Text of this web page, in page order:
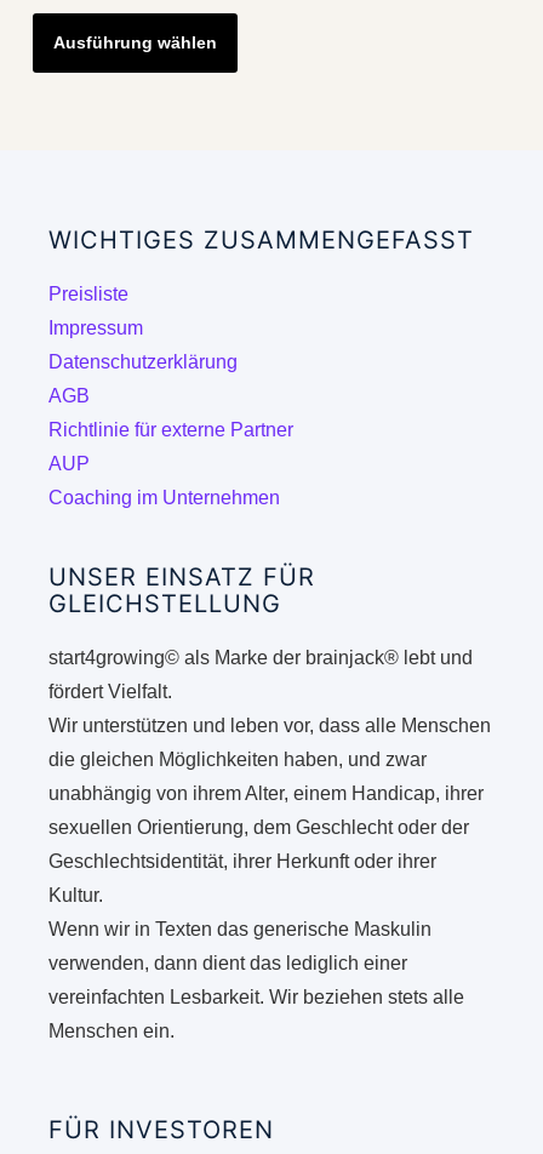
Ausführung wählen
Dieses
weist
Optionen
gewählt
WICHTIGES ZUSAMMENGEFASST
Preisliste
Impressum
Datenschutzerklärung
AGB
Richtlinie für externe Partner
AUP
Coaching im Unternehmen
UNSER EINSATZ FÜR
GLEICHSTELLUNG
start4growing© als Marke der brainjack® lebt und
fördert Vielfalt.
Wir unterstützen und leben vor, dass alle Menschen
die gleichen Möglichkeiten haben, und zwar
unabhängig von ihrem Alter, einem Handicap, ihrer
sexuellen Orientierung, dem Geschlecht oder der
Geschlechtsidentität, ihrer Herkunft oder ihrer
Kultur.
Wenn wir in Texten das generische Maskulin
verwenden, dann dient das lediglich einer
vereinfachten Lesbarkeit. Wir beziehen stets alle
Menschen ein.
FÜR INVESTOREN